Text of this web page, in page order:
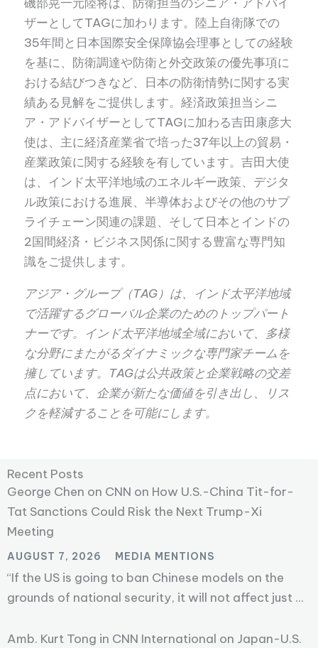
磯部晃一元陸将は、防衛担当のシニア・アドバイ
ザーとしてTAGに加わります。陸上自衛隊での
35年間と日本国際安全保障協会理事としての経験
を基に、防衛調達や防衛と外交政策の優先事項に
おける結びつきなど、日本の防衛情勢に関する実
績ある見解をご提供します。経済政策担当シニ
ア・アドバイザーとしてTAGに加わる吉田康彦大
使は、主に経済産業省で培った37年以上の貿易・
産業政策に関する経験を有しています。吉田大使
は、インド太平洋地域のエネルギー政策、デジタ
ル政策における進展、半導体およびその他のサプ
ライチェーン関連の課題、そして日本とインドの
2国間経済・ビジネス関係に関する豊富な専門知
識をご提供します。
アジア・グループ（TAG）は、インド太平洋地域
で活躍するグローバル企業のためのトップパート
ナーです。インド太平洋地域全域において、多様
な分野にまたがるダイナミックな専門家チームを
擁しています。TAGは公共政策と企業戦略の交差
点において、企業が新たな価値を引き出し、リス
クを軽減することを可能にします。
Recent Posts
George Chen on CNN on How U.S.-China Tit-for-
Tat Sanctions Could Risk the Next Trump-Xi
Meeting
AUGUST 7, 2026 MEDIA MENTIONS
“If the US is going to ban Chinese models on the
grounds of national security, it will not affect just ...
Amb. Kurt Tong in CNN International on Japan-U.S.